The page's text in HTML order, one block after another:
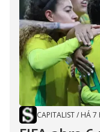
CAPITALIST/ HÁ 7